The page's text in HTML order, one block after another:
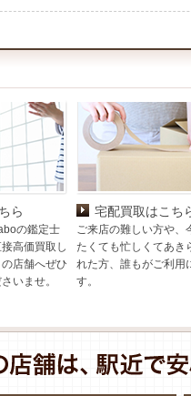
ら
の鑑定士
高価買取し
店舗へぜひ
いませ。
宅配買取はこち
ご来店の難しい方や、
たくても忙しくてあき
れた方、誰もがご利用
す。